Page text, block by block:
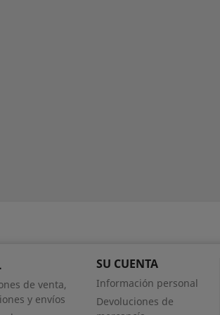
de venta,
y envíos
SU CUENTA
Información personal
Devoluciones de